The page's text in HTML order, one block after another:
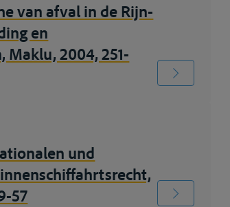
van afval in de Rijn-
en
2004, 251-
und
57